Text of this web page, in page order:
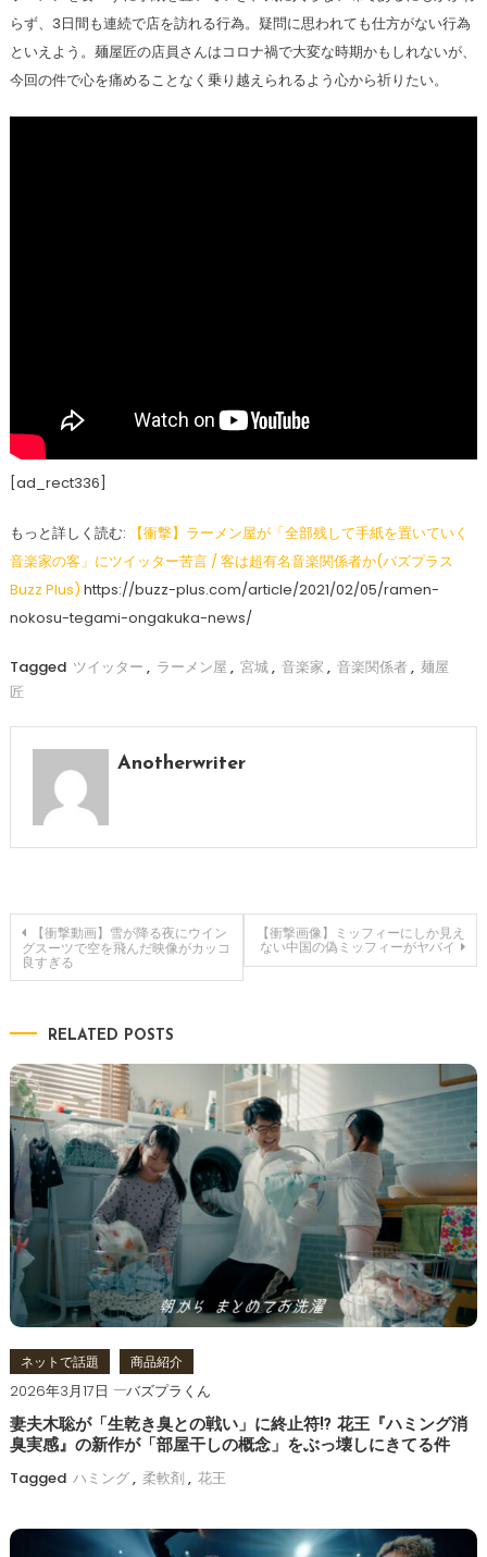
らず、3日間も連続で店を訪れる行為。疑問に思われても仕方がない行為
といえよう。麺屋匠の店員さんはコロナ禍で大変な時期かもしれないが、
今回の件で心を痛めることなく乗り越えられるよう心から祈りたい。
[ad_rect336]
もっと詳しく読む:
【衝撃】ラーメン屋が「全部残して手紙を置いていく
音楽家の客」にツイッター苦言 / 客は超有名音楽関係者か(バズプラス
Buzz Plus) https://buzz-plus.com/article/2021/02/05/ramen-
nokosu-tegami-ongakuka-news/
Tagged ツイッター , ラーメン屋, 宮城, 音楽家 , 音楽関係者 , 麺屋
匠
Anotherwriter
投
稿
ナ
ビ
ゲ
ー
シ
ョ
ン
【衝撃動画】雪が降る夜にウイン
グスーツで空を飛んだ映像がカッコ
良すぎる
【衝撃画像】ミッフィーにしか見え
ない中国の偽ミッフィーがヤバイ
RELATED POSTS
ネットで話題 商品紹介
2026年3月17日 バズプラくん
妻夫木聡が「生乾き臭との戦い」に終止符!? 花王『ハミング消
臭実感』の新作が「部屋干しの概念」をぶっ壊しにきてる件
Tagged ハミング, 柔軟剤 , 花王